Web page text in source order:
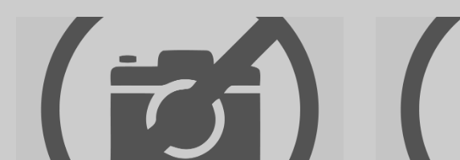
softwaru, ale bez SIM karty, předáme vám
k použití. Zajištění, nastavení a provoz SIM karty
softwaru zakoupíte také SIM kartu,
se softwarem a postaráme se i o nepřetržitý
starosti.